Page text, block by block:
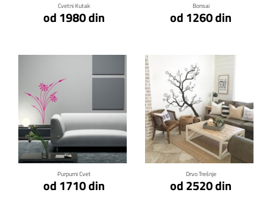
Cvetni Kutak
od 1980 din
Bonsai
od 1260 din
Purpurni Cvet
od 1710 din
Klikni za detalje
Drvo Trešnje
od 2520 din
Klikni za detalje